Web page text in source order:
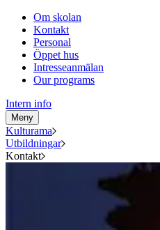
Om skolan
Kontakt
Personal
Öppet hus
Intresseanmälan
Our programs
Intern info
Meny
Kulturama
Utbildningar
Kontakt